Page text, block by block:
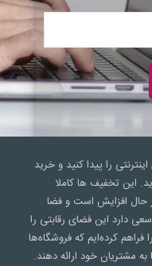
را پیدا کنید و خرید
این تخفیف ها کاملا
حال افزایش است و فضا
دارد این فضای رقابتی را
کرده‌ایم که فروشگاه‌ها
مشتریان خود ارائه دهند.